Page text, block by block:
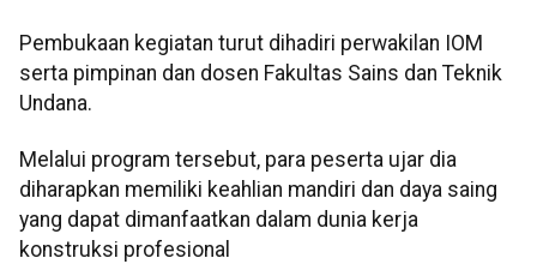
Pembukaan kegiatan turut dihadiri perwakilan IOM
serta pimpinan dan dosen Fakultas Sains dan Teknik
Undana.
Melalui program tersebut, para peserta ujar dia
diharapkan memiliki keahlian mandiri dan daya saing
yang dapat dimanfaatkan dalam dunia kerja
konstruksi profesional